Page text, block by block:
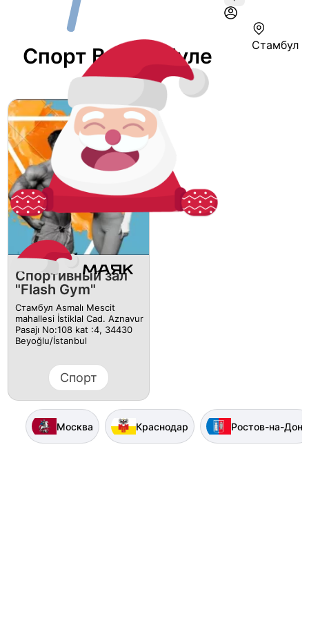
Стамбул
Спорт В Стамбуле
Спортивный зал
"Flash Gym"
Стамбул Asmalı Mescit
mahallesi İstiklal Cad. Aznavur
Pasajı No:108 kat :4, 34430
Beyoğlu/İstanbul
Спорт
Москва Краснодар Ростов-на-Дону